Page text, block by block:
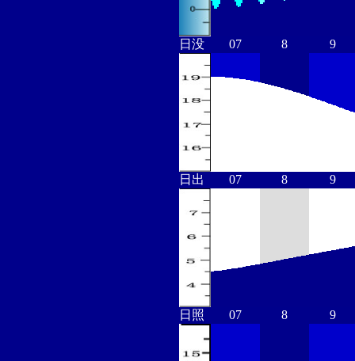
日没 07 8 9
日出 07 8 9
日照 07 8 9